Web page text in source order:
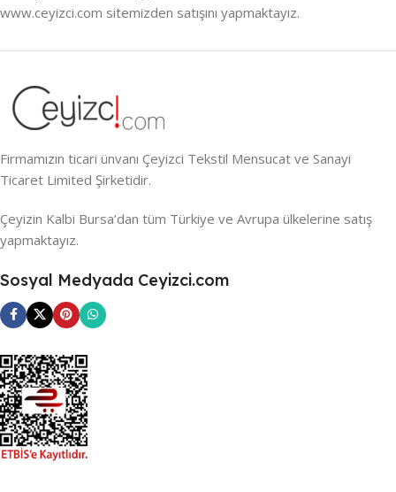
www.ceyizci.com sitemizden satışını yapmaktayız.
Firmamızın ticari ünvanı Çeyizci Tekstil Mensucat ve Sanayi
Ticaret Limited Şirketidir.
Çeyizin Kalbi Bursa’dan tüm Türkiye ve Avrupa ülkelerine satış
yapmaktayız.
Sosyal Medyada Ceyizci.com